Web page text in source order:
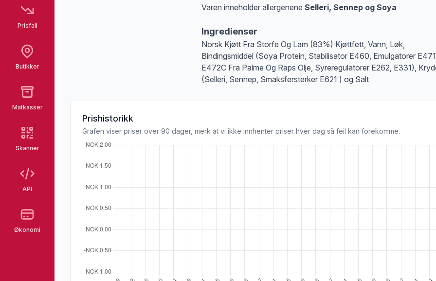
Prisfall
Butikker
Matkasser
Skanner
API
Økonomi
Varen inneholder allergenene Selleri, Sennep og Soya
at denne informasjonen er bare til informasjon, sjekk pakkningen og
Ingredienser
Norsk Kjøtt Fra Storfe Og Lam (83%) Kjøttfett, Vann, Løk,
Bindingsmiddel (Soya Protein, Stabilisator E460, Emulgatorer
E472C Fra Palme Og Raps Olje, Syreregulatorer E262, E331),
(Selleri, Sennep, Smaksfersterker E621 ) og Salt
Prishistorikk
Grafen viser priser over 90 dager, merk at vi ikke innhenter priser hver dag så feil kan forekomme.